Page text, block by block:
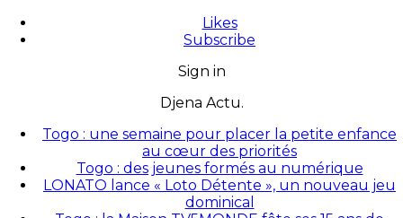
Likes
Subscribe
Sign in
Djena Actu.
Togo : une semaine pour placer la petite enfance
au cœur des priorités
Togo : des jeunes formés au numérique
LONATO lance « Loto Détente », un nouveau jeu
dominical